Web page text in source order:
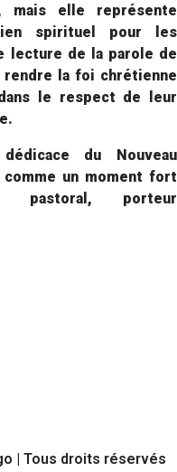
mais elle représente
spirituel pour les
lecture de la parole de
la foi chrétienne
le respect de leur
du Nouveau
comme un moment fort
pastoral, porteur
| Tous droits réservés